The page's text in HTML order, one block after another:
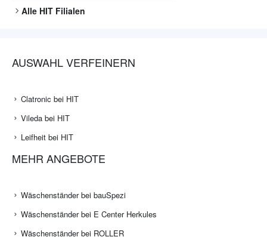
Alle HIT Filialen
AUSWAHL VERFEINERN
Clatronic bei HIT
Vileda bei HIT
Leifheit bei HIT
MEHR ANGEBOTE
Wäschenständer bei bauSpezi
Wäschenständer bei E Center Herkules
Wäschenständer bei ROLLER